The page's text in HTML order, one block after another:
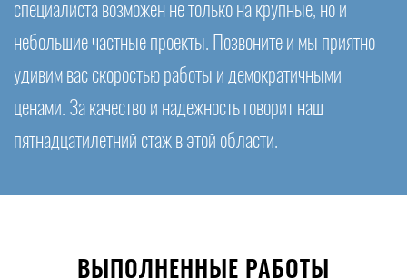
специалиста возможен не только на крупные, но и
небольшие частные проекты. Позвоните и мы приятно
удивим вас скоростью работы и демократичными
ценами. За качество и надежность говорит наш
пятнадцатилетний стаж в этой области.
ВЫПОЛНЕННЫЕ РАБОТЫ